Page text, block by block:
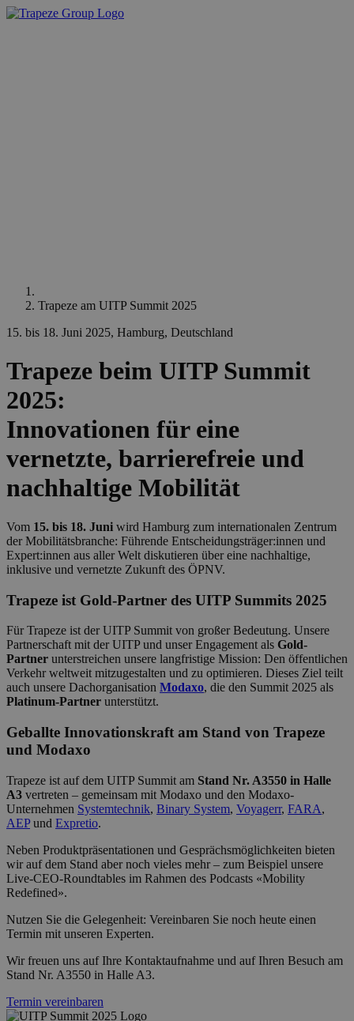
Trapeze am UITP Summit 2025
15. bis 18. Juni 2025, Hamburg, Deutschland
Trapeze beim UITP Summit
2025:
Innovationen für eine
vernetzte, barrierefreie und
nachhaltige Mobilität
Vom 15. bis 18. Juni wird Hamburg zum internationalen Zentrum
der Mobilitätsbranche: Führende Entscheidungsträger:innen und
Expert:innen aus aller Welt diskutieren über eine nachhaltige,
inklusive und vernetzte Zukunft des ÖPNV.
Trapeze ist Gold-Partner des UITP Summits 2025
Für Trapeze ist der UITP Summit von großer Bedeutung. Unsere
Partnerschaft mit der UITP und unser Engagement als Gold-
Partner unterstreichen unsere langfristige Mission: Den öffentlichen
Verkehr weltweit mitzugestalten und zu optimieren. Dieses Ziel teilt
auch unsere Dachorganisation Modaxo, die den Summit 2025 als
Platinum-Partner unterstützt.
Geballte Innovationskraft am Stand von Trapeze
und Modaxo
Trapeze ist auf dem UITP Summit am Stand Nr. A3550 in Halle
A3 vertreten – gemeinsam mit Modaxo und den Modaxo-
Unternehmen Systemtechnik, Binary System, Voyagerr, FARA,
AEPund Expretio.
Neben Produktpräsentationen und Gesprächsmöglichkeiten bieten
wir auf dem Stand aber noch vieles mehr – zum Beispiel unsere
Live-CEO-Roundtables im Rahmen des Podcasts «Mobility
Redefined».
Nutzen Sie die Gelegenheit: Vereinbaren Sie noch heute einen
Termin mit unseren Experten.
Wir freuen uns auf Ihre Kontaktaufnahme und auf Ihren Besuch am
Stand Nr. A3550 in Halle A3.
Termin vereinbaren